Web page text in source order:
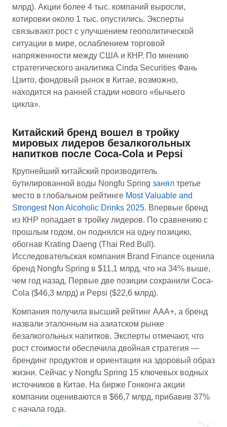
млрд). Акции более 4 тыс. компаний выросли,
котировки около 1 тыс. опустились. Эксперты
связывают рост с улучшением геополитической
ситуации в мире, ослаблением торговой
напряженности между США и КНР. По мнению
стратегического аналитика Cinda Securities Фань
Цзито, фондовый рынок в Китае, возможно,
находится на ранней стадии нового «бычьего
цикла».
Китайский бренд вошел в тройку
мировых лидеров безалкогольных
напитков после Coca-Cola и Pepsi
Крупнейший китайский производитель
бутилированной воды Nongfu Spring занял третье
место в глобальном рейтинге Most Valuable and
Strongest Non Alcoholic Drinks 2025. Впервые бренд
из КНР попадает в тройку лидеров. По сравнению с
прошлым годом, он поднялся на одну позицию,
обогнав Krating Daeng (Thai Red Bull).
Исследовательская компания Brand Finance оценила
бренд Nongfu Spring в $11,1 млрд, что на 34% выше,
чем год назад. Первые две позиции сохранили Coca-
Cola ($46,3 млрд) и Pepsi ($22,6 млрд).
Компания получила высший рейтинг AAA+, а бренд
назвали эталонным на азиатском рынке
безалкогольных напитков. Эксперты отмечают, что
рост стоимости обеспечила двойная стратегия —
брендинг продуктов и ориентация на здоровый образ
жизни. Сейчас у Nongfu Spring 15 ключевых водных
источников в Китае. На бирже Гонконга акции
компании оцениваются в $66,7 млрд, прибавив 37%
с начала года.